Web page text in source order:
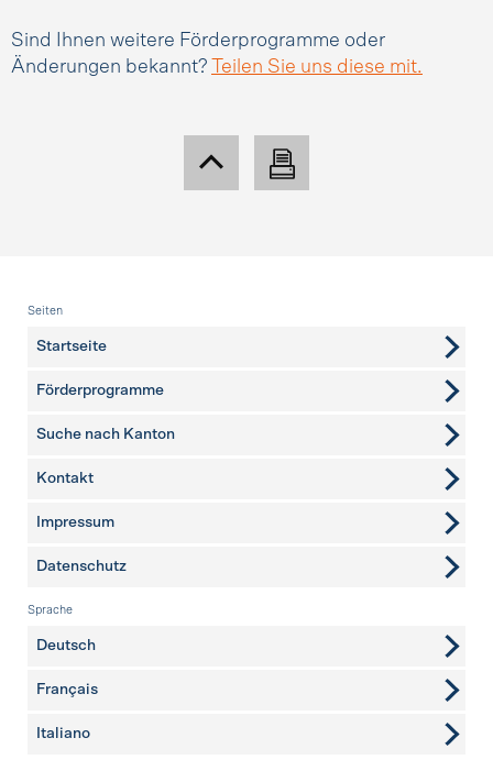
Sind Ihnen weitere Förderprogramme oder
Änderungen bekannt?
Teilen Sie uns diese mit.
Fusszeile
Seiten
Startseite
Förderprogramme
Suche nach Kanton
weitere Seiten
Kontakt
Impressum
Datenschutz
Sprache
Deutsch
Français
Italiano